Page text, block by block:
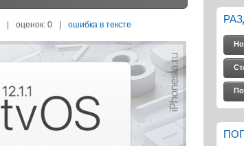
| оценок: 0 | ошибка в тексте